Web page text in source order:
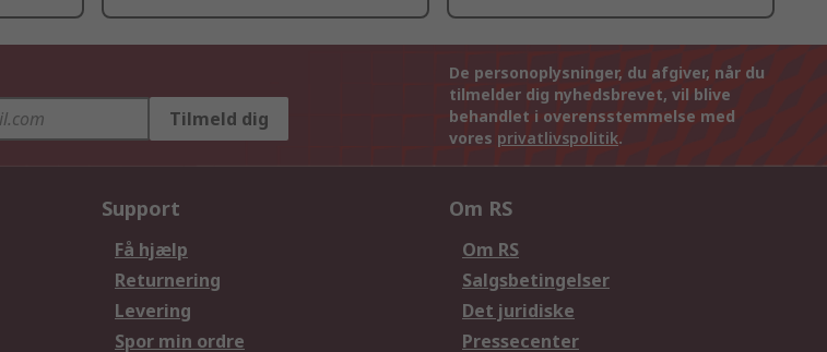
Tilmeld dig
De personoplysninger, du afgiver, når du
tilmelder dig nyhedsbrevet, vil blive
behandlet i overensstemmelse med
vores privatlivspolitik.
Support
Få hjælp
Returnering
Levering
Spor min ordre
Om RS
Om RS
Salgsbetingelser
Det juridiske
Pressecenter